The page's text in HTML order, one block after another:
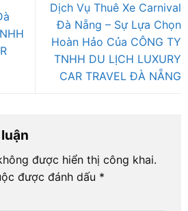
Dịch Vụ Thuê Xe Carnival
Đà Nẵng – Sự Lựa Chọn
Hoàn Hảo Của CÔNG TY
TNHH DU LỊCH LUXURY
CAR TRAVEL ĐÀ NẴNG
được hiển thị công khai.
được đánh dấu *